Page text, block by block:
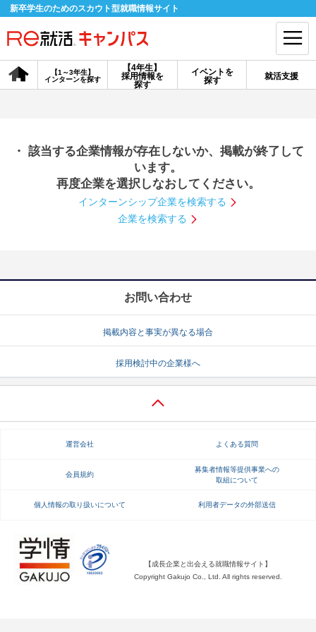
新卒学生のためのスカウト型就職情報サイト
【4年生】
採用情報を
探す
【1～3年生】
インターンを探す
イベントを
探す
就活支援
会員登録 ログイン
探す
【4年生】
説明会を探す
インターンを探す
就活ノウハウ・サポート
就活ノウハウが満載！ お役立ち記事・相談室など
就活ニュースペーパー よくある質問
不明点があればこちら
・ 該当する企業情報が存在しないか、掲載が終了して
います。
再度企業を選択しなおしてください。
インターンシップ企業を検索する
企業を検索する
お問い合わせ
掲載内容と事実が異なる場合
採用検討中の企業様へ
運営会社 よくある質問
会員規約
募集者情報等提供事業への
取組について
個人情報の取り扱いについて 利用者データの外部送信
【成長企業と出会える就職情報サイト】
Copyright Gakujo Co., Ltd. All rights reserved.